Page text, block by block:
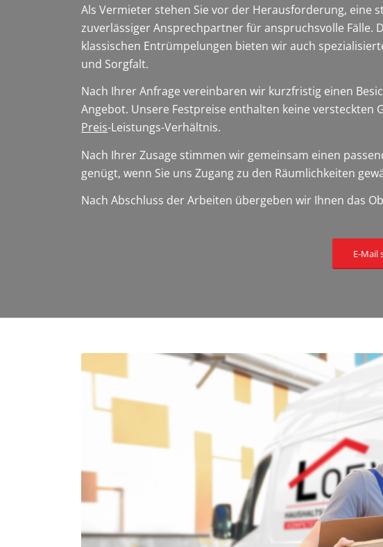
Als Vermieter stehen Sie vor der Herausforderung, eine
zuverlässiger Ansprechpartner für anspruchsvolle Fälle.
klassischen Entrümpelungen bieten wir auch
und Sorgfalt.
Nach Ihrer Anfrage vereinbaren wir kurzfristig einen
Angebot. Unsere Festpreise enthalten keine
Preis-Leistungs-Verhältnis.
Nach Ihrer Zusage stimmen wir gemeinsam einen
genügt, wenn Sie uns Zugang zu den Räumlichkeiten
Nach Abschluss der Arbeiten übergeben wir Ihnen das
E-Mail